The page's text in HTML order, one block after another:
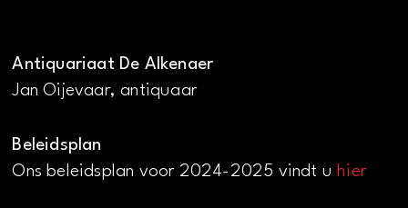
Antiquariaat De Alkenaer
Jan Oijevaar, antiquaar
Beleidsplan
Ons beleidsplan voor 2024-2025 vindt uhier